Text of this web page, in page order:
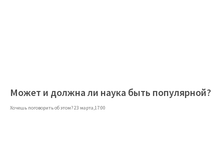
Может и должна ли наука быть популярной?
Хочешь поговорить об этом? 23 марта,17:00